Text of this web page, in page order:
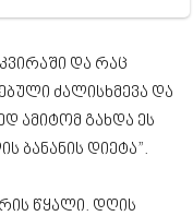
და რაც
ძალისხმევა და
ამიტომ გახდა ეს
ბანანის დიეტა”.
წყალი. დღის